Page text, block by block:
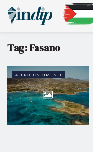
Tag:Fasano
APPROFONDIMENTI